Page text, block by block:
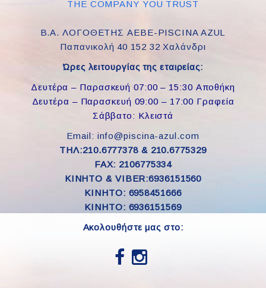
THE COMPANY YOU TRUST
Β.Α. ΛΟΓΟΘΕΤΗΣ ΑΕΒΕ-PISCINA AZUL
Παπανικολή 40 152 32 Χαλάνδρι
Ώρες λειτουργίας της εταιρείας:
Δευτέρα – Παρασκευή 07:00 – 15:30 Αποθήκη
Δευτέρα – Παρασκευή 09:00 – 17:00 Γραφεία
Σάββατο: Κλειστά
Email: info@piscina-azul.com
ΤΗΛ:210.6777378 & 210.6775329
FAX: 2106775334
ΚΙΝΗΤΟ & VIBER:6936151560
KINHTO: 6958451666
KINHTO: 6936151569
Ακολουθήστε μας στο: